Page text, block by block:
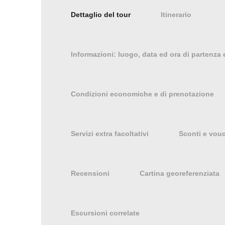
Dettaglio del tour Itinerario
Informazioni: luogo, data ed ora di partenza
Condizioni economiche e di prenotazione
Servizi extra facoltativi Sconti e
Recensioni Cartina georeferenziata
Escursioni correlate